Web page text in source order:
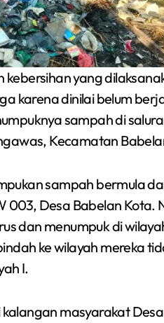
kebersihan yang
karena dinilai belum
sampah di
Kecamatan
sampah bermula
003, Desa Babelan Kota.
dan menumpuk di
ke wilayah mereka
I.
masyarakat
Redaksi